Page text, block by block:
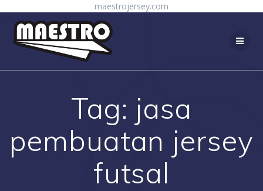
maestrojersey.com
Tag: jasa
pembuatan jersey
futsal